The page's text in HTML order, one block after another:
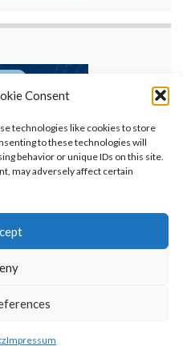
Consent
technologies like cookies to store
to these technologies will
behavior or unique IDs on this site.
may adversely affect certain
Impressum